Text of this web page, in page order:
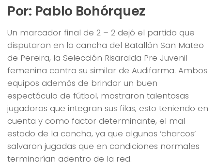
Por: Pablo Bohórquez
Un marcador final de 2 – 2 dejó el partido que
disputaron en la cancha del Batallón San Mateo
de Pereira, la Selección Risaralda Pre Juvenil
femenina contra su similar de Audifarma. Ambos
equipos además de brindar un buen
espectáculo de fútbol, mostraron talentosas
jugadoras que integran sus filas, esto teniendo en
cuenta y como factor determinante, el mal
estado de la cancha, ya que algunos ‘charcos’
salvaron jugadas que en condiciones normales
terminarían adentro de la red.